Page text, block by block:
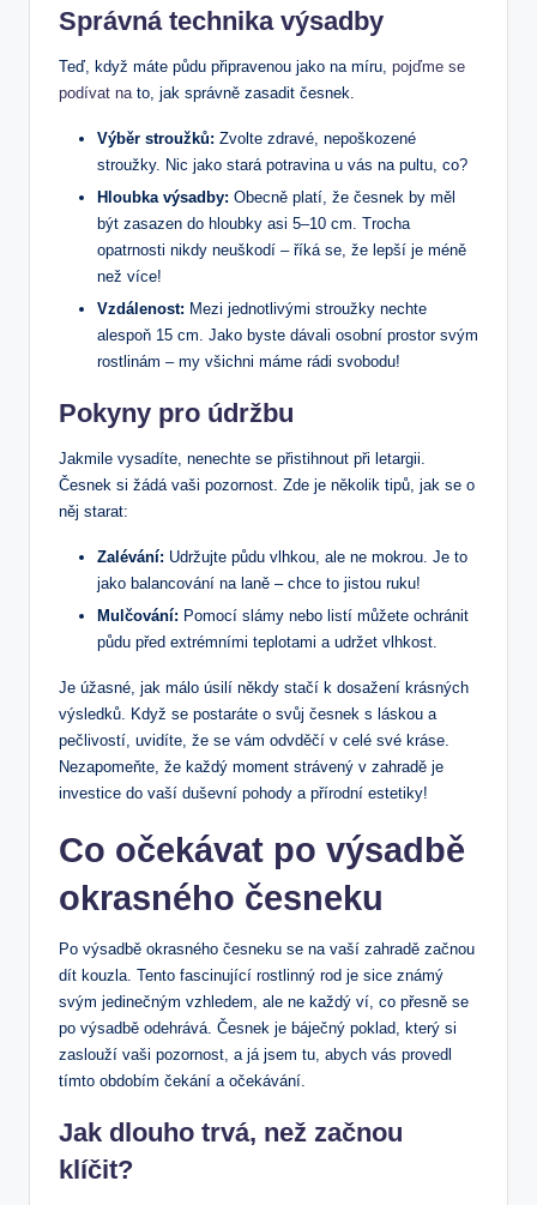
Správná technika výsadby
Teď, když máte půdu připravenou jako na míru, pojďme se
⁢podívat ⁢na to, jak správně zasadit česnek.
Výběr stroužků: Zvolte zdravé, nepoškozené
stroužky. Nic ⁢jako stará ⁤potravina u vás na pultu, co?
Hloubka výsadby: Obecně ‍platí, že⁤ česnek by měl
být zasazen do hloubky asi ‌5–10 cm. Trocha
opatrnosti nikdy neuškodí – říká se, že lepší je méně
než více!
Vzdálenost: Mezi jednotlivými stroužky nechte‍
alespoň‍ 15 cm.⁤ Jako byste dávali osobní prostor svým
rostlinám –‌ my všichni máme rádi svobodu!
Pokyny pro ​údržbu
Jakmile vysadíte, nenechte se přistihnout ⁤při letargii.
Česnek si žádá vaši pozornost. Zde ​je několik tipů, jak se o
něj starat:
Zalévání: Udržujte půdu vlhkou, ale‌ ne mokrou. Je to
jako balancování na laně – chce to jistou ruku!
Mulčování: Pomocí slámy nebo listí můžete ochránit
půdu před extrémními teplotami a udržet vlhkost.
Je úžasné, jak málo úsilí někdy stačí k dosažení krásných
výsledků. Když se postaráte o svůj česnek s láskou​ a
pečlivostí, uvidíte, že se vám odvděčí v celé své kráse.
Nezapomeňte, že každý moment strávený v zahradě ⁤je
investice do vaší duševní pohody‌ a⁤ přírodní​ estetiky!
Co očekávat po výsadbě​
okrasného česneku
Po výsadbě okrasného česneku se ⁢na vaší zahradě začnou
dít kouzla. Tento fascinující rostlinný rod je ⁣sice známý⁤
svým jedinečným vzhledem, ale ne každý ví, ⁢co přesně se ​
po výsadbě odehrává.‌ Česnek je báječný⁤ poklad, který si
zaslouží ⁤vaši pozornost, a já⁣ jsem tu, abych vás provedl
tímto obdobím čekání a očekávání.
Jak dlouho trvá, než začnou
klíčit?